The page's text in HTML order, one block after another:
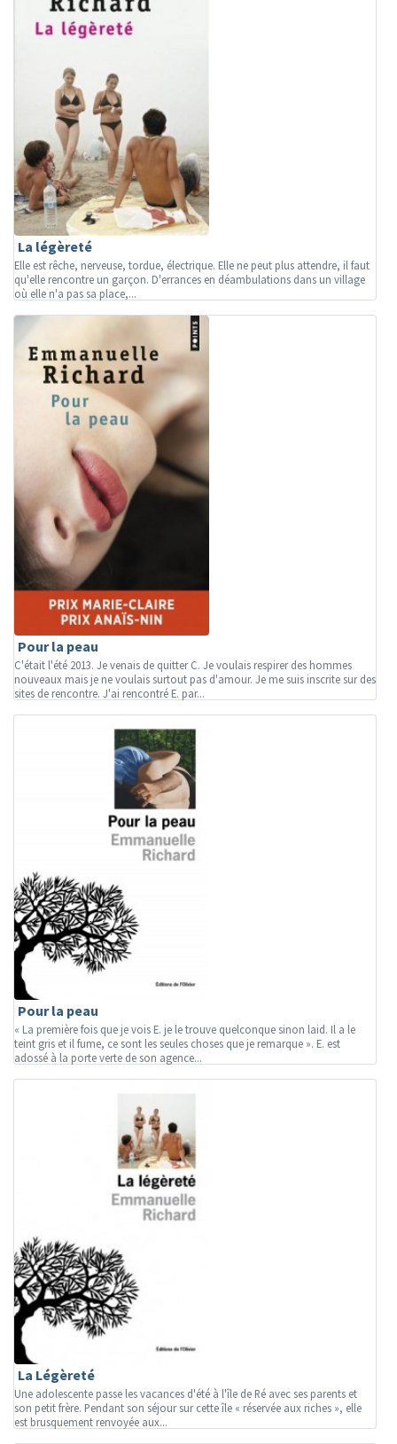
La légèreté
Elle est rêche, nerveuse, tordue, électrique. Elle ne peut plus attendre, il faut
qu'elle rencontre un garçon. D'errances en déambulations dans un village
où elle n'a pas sa place,...
Pour la peau
C'était l'été 2013. Je venais de quitter C. Je voulais respirer des hommes
nouveaux mais je ne voulais surtout pas d'amour. Je me suis inscrite sur des
sites de rencontre. J'ai rencontré E. par...
Pour la peau
« La première fois que je vois E. je le trouve quelconque sinon laid. Il a le
teint gris et il fume, ce sont les seules choses que je remarque ». E. est
adossé à la porte verte de son agence...
La Légèreté
Une adolescente passe les vacances d'été à l'île de Ré avec ses parents et
son petit frère. Pendant son séjour sur cette île « réservée aux riches », elle
est brusquement renvoyée aux...